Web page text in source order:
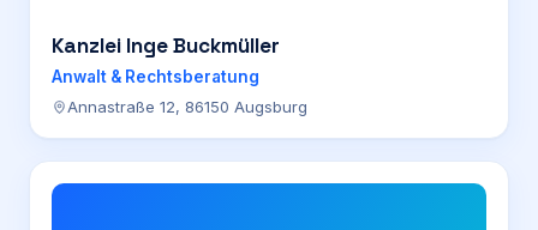
Kanzlei Inge Buckmüller
Anwalt & Rechtsberatung
Annastraße 12, 86150 Augsburg